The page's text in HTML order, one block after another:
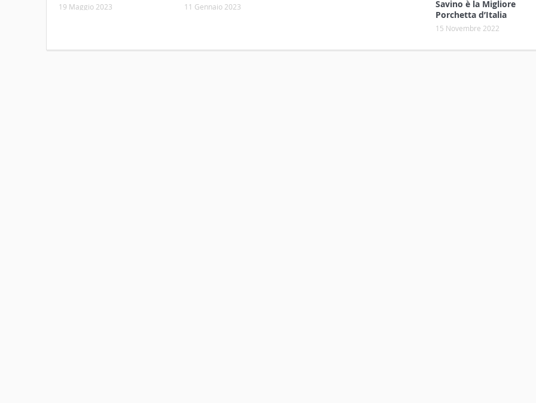
19 Maggio 2023 11 Gennaio 2023
Savino è la Migliore
Porchetta d’Italia
15 Novembre 2022